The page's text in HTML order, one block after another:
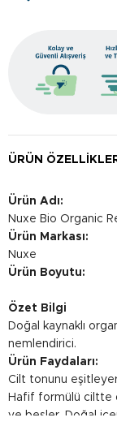
ÜRÜN
Ürün Adı:
Nuxe Bio Organic
Ürün Markası:
Nuxe
Ürün Boyutu:
Özet Bilgi
Doğal kaynaklı
nemlendirici.
Ürün Faydaları:
Cilt tonunu
Hafif formülü ciltte
ve besler. Doğal